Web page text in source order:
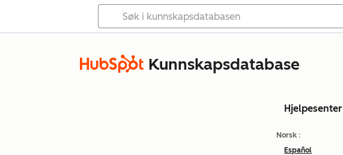
Kunnskapsdatabase
Hjelpesenter
Norsk :
Español